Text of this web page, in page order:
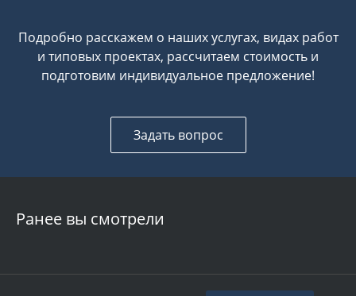
Подробно расскажем о наших услугах, видах работ
и типовых проектах, рассчитаем стоимость и
подготовим индивидуальное предложение!
Задать вопрос
Ранее вы смотрели